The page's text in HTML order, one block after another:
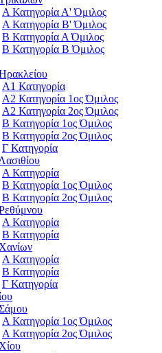
Α Κατηγορία Α' Όμιλος
Α Κατηγορία Β' Όμιλος
Β Κατηγορία Α Όμιλος
Β Κατηγορία Β Όμιλος
Α1 Κατηγορία
Α2 Κατηγορία 1ος Όμιλος
Α2 Κατηγορία 2ος Όμιλος
Β Κατηγορία 1ος Όμιλος
Β Κατηγορία 2ος Όμιλος
Γ Κατηγορία
Α Κατηγορία
Β Κατηγορία 1ος Όμιλος
Β Κατηγορία 2ος Όμιλος
Α Κατηγορία
Β Κατηγορία
Α Κατηγορία
Β Κατηγορία
Γ Κατηγορία
Α Κατηγορία 1ος Όμιλος
Α Κατηγορία 2ος Όμιλος